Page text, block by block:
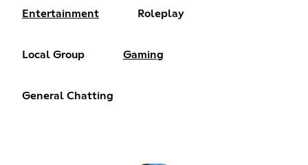
Entertainment Roleplay
Local Group Gaming
General Chatting